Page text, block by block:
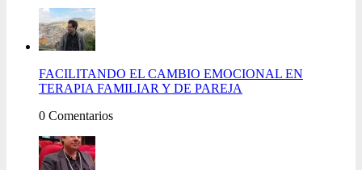
FACILITANDO EL CAMBIO EMOCIONAL EN
TERAPIA FAMILIAR Y DE PAREJA
0 Comentarios